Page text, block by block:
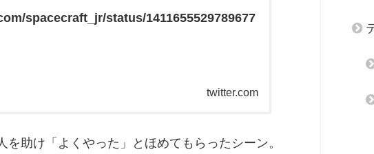
spacecraft_jr/status/1411655529789677
twitter.com
助け「よくやった」とほめてもらったシーン。